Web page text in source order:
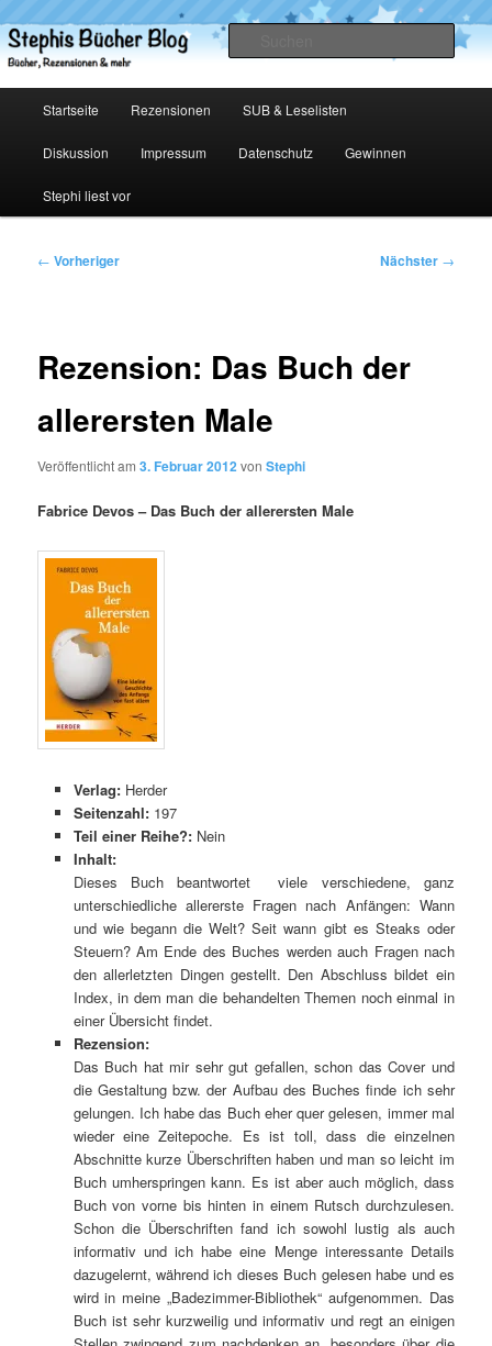
primären
Inhalt
Stephis Bücher Blog
Startseite Rezensionen SUB & Leselisten
Diskussion Impressum Datenschutz Gewinnen
Stephi liest vor
Beitragsnavigation
← Vorheriger Nächster →
Rezension: Das Buch der
allerersten Male
Veröffentlicht am3. Februar 2012vonStephi
Fabrice Devos – Das Buch der allerersten Male
Verlag: Herder
Seitenzahl: 197
Teil einer Reihe?: Nein
Inhalt:
Dieses Buch beantwortet viele verschiedene, ganz
unterschiedliche allererste Fragen nach Anfängen: Wann
und wie begann die Welt? Seit wann gibt es Steaks oder
Steuern? Am Ende des Buches werden auch Fragen nach
den allerletzten Dingen gestellt. Den Abschluss bildet ein
Index, in dem man die behandelten Themen noch einmal in
einer Übersicht findet.
Rezension:
Das Buch hat mir sehr gut gefallen, schon das Cover und
die Gestaltung bzw. der Aufbau des Buches finde ich sehr
gelungen. Ich habe das Buch eher quer gelesen, immer mal
wieder eine Zeitepoche. Es ist toll, dass die einzelnen
Abschnitte kurze Überschriften haben und man so leicht im
Buch umherspringen kann. Es ist aber auch möglich, dass
Buch von vorne bis hinten in einem Rutsch durchzulesen.
Schon die Überschriften fand ich sowohl lustig als auch
informativ und ich habe eine Menge interessante Details
dazugelernt, während ich dieses Buch gelesen habe und es
wird in meine „Badezimmer-Bibliothek“ aufgenommen. Das
Buch ist sehr kurzweilig und informativ und regt an einigen